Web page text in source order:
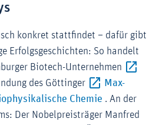
konkret stattfindet – dafür gibt
Erfolgsgeschichten: So handelt
Biotech-Unternehmen
im neuen Fenster)
des Göttinger
Max-
Chemie Externer-
. An der
Der Nobelpreisträger Manfred